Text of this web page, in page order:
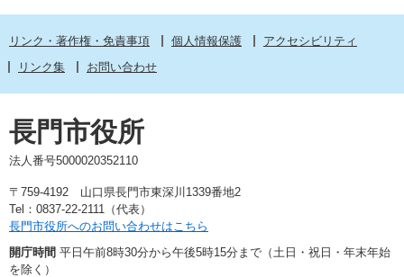
リンク・著作権・免責事項 個人情報保護
アクセシビリティ
リンク集
お問い合わせ
長門市役所
法人番号5000020352110
〒759-4192 山口県長門市東深川1339番地2
Tel：0837-22-2111（代表）
長門市役所へのお問い合わせはこちら
開庁時間 平日午前8時30分から午後5時15分まで（土日・祝日・年末年始
を除く）